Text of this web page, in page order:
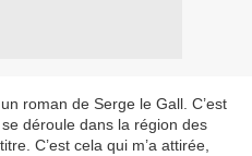
roman de Serge le Gall. C’est
déroule dans la région des
C’est cela qui m’a attirée,